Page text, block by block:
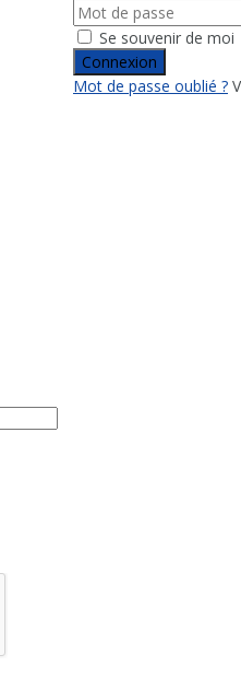
Se souvenir de moi
Connexion
Mot de passe oublié ?